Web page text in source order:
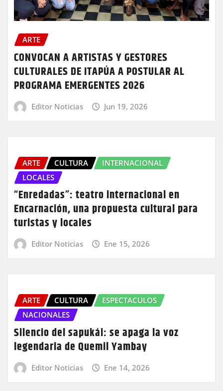
ARTE
CONVOCAN A ARTISTAS Y GESTORES
CULTURALES DE ITAPÚA A POSTULAR AL
PROGRAMA EMERGENTES 2026
Editor Noticias Jun 19, 2026
ARTE CULTURA
INTERNACIONAL
LOCALES
“Enredadas”: teatro internacional en
Encarnación, una propuesta cultural para
turistas y locales
Editor Noticias Ene 15, 2026
ARTE CULTURA
ESPECTACULOS
NACIONALES
Silencio del sapukái: se apaga la voz
legendaria de Quemil Yambay
Editor Noticias Ene 14, 2026